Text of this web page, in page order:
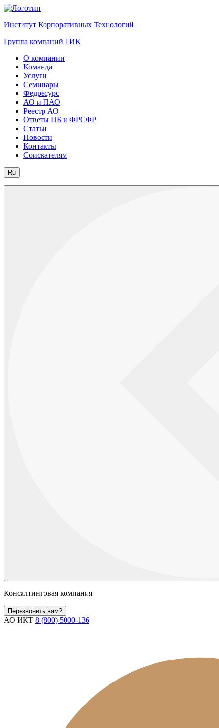
Институт Корпоративных Технологий
Группа компаний ГИК
О компании
Команда
Услуги
Семинары
Федресурс
АО и ПАО
Реестр АО
Ответы ЦБ и ФРСФР
Статьи
Новости
Контакты
Соискателям
Ru
Консалтинговая компания
Перезвонить вам?
АО ИКТ 8 (800) 5000-136